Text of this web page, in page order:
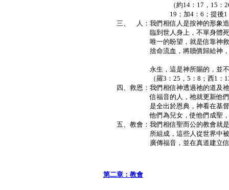
（約14：17，15：26，16：8
19；加4：6；提後1：
三、 人：我們相信人是按神的形象造
臨到世人身上，不單身體死亡，
唯一的盼望，就是信靠神救贖之
捨命流血，將贖價歸給神，所以
永生，這是神所賜的，並不是
（羅3：25，5：8；西1：13；
四、救恩：我們相信神透過祂的道及祂
信福音的人，祂就更新他們的靈
是全出於恩典，神看在基督裡的
他們為兒女，使他們成聖，得救
五、教會：我們相信聖而公的教會就是
所組成，這些人從世界中被神分
廣傳福音，並在真道建立信徒（
第二章：教會